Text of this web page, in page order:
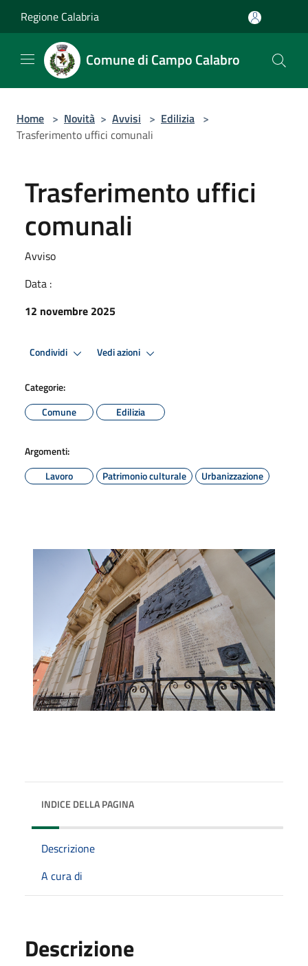
Regione Calabria
Comune di Campo Calabro
Home > Novità > Avvisi > Edilizia >
Trasferimento uffici comunali
Trasferimento uffici
comunali
Avviso
Data :
12 novembre 2025
Condividi Vedi azioni
Categorie:
Comune
Edilizia
Argomenti:
Lavoro
Patrimonio culturale Urbanizzazione
INDICE DELLA PAGINA
Descrizione
A cura di
Descrizione